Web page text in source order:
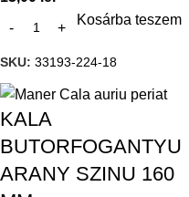
Kosárba teszem
SKU: 33193-224-18
KALA
BUTORFOGANTYU
ARANY SZINU 160